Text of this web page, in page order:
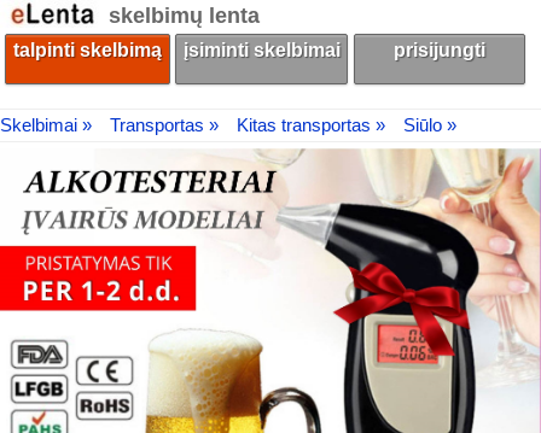
skelbimų lenta
talpinti skelbimą įsiminti skelbimai prisijungti
Skelbimai » Transportas » Kitas transportas » Siūlo »